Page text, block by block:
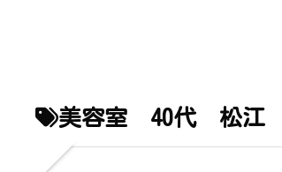
美容室 40代 松江